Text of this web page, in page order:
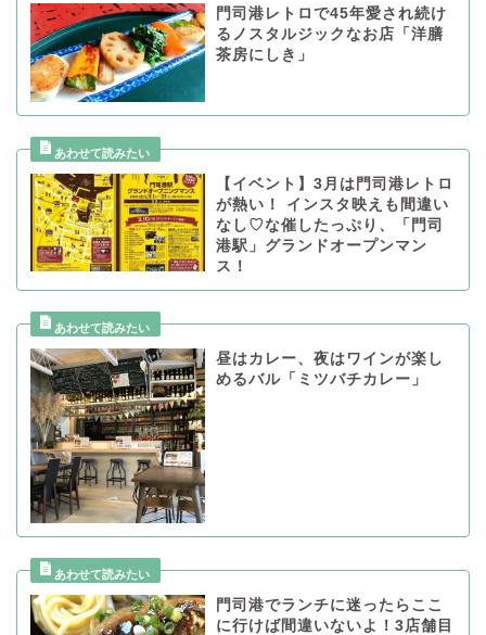
門司港レトロで45年愛され続け
るノスタルジックなお店「洋膳
茶房にしき」
【イベント】3月は門司港レトロ
が熱い！ インスタ映えも間違い
なし♡な催したっぷり、「門司
港駅」グランドオープンマン
ス！
昼はカレー、夜はワインが楽し
めるバル「ミツバチカレー」
門司港でランチに迷ったらここ
に行けば間違いないよ！3店舗目